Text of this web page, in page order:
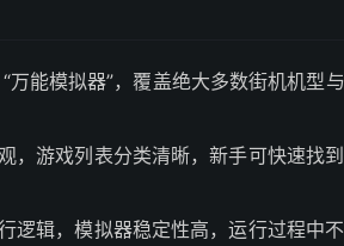
万能模拟器”，覆盖绝大多数街机机型
，游戏列表分类清晰，新手可快速找
逻辑，模拟器稳定性高，运行过程中